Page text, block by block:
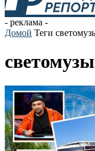
- реклама -
Домой Теги